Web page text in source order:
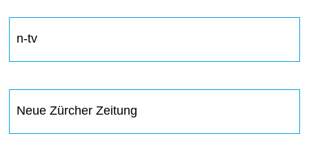
n-tv
Neue Zürcher Zeitung